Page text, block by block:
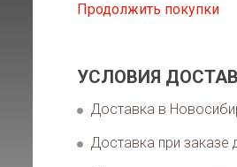
Продолжить покупки
УСЛОВИЯ
Доставка в
Доставка при заказе